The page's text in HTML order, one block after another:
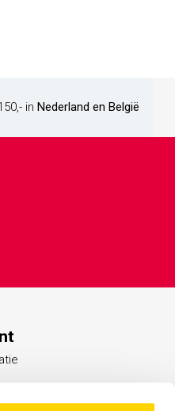
in Nederland en België